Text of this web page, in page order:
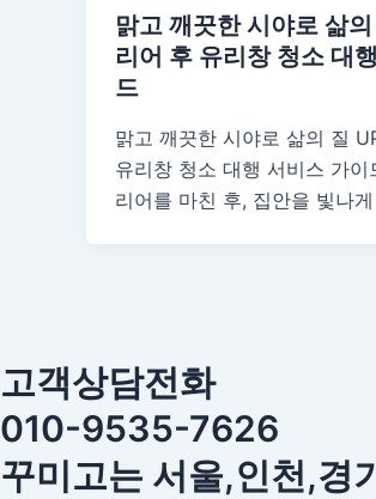
맑고 깨끗한 시야로 삶의
리어 후 유리창 청소 대
드
맑고 깨끗한 시야로 삶의 질
유리창 청소 대행 서비스 가이
리어를 마친 후, 집안을 빛나
고객상담전화
010-9535-7626
꾸미고는 서울,인천,경